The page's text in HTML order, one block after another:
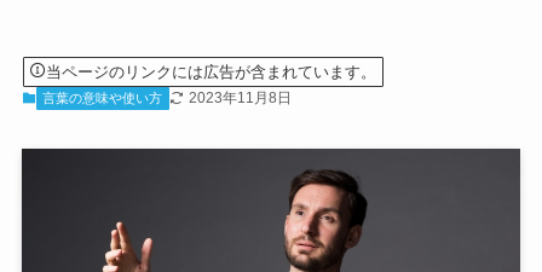
当ページのリンクには広告が含まれています。
言葉の意味や使い方 2023年11月8日